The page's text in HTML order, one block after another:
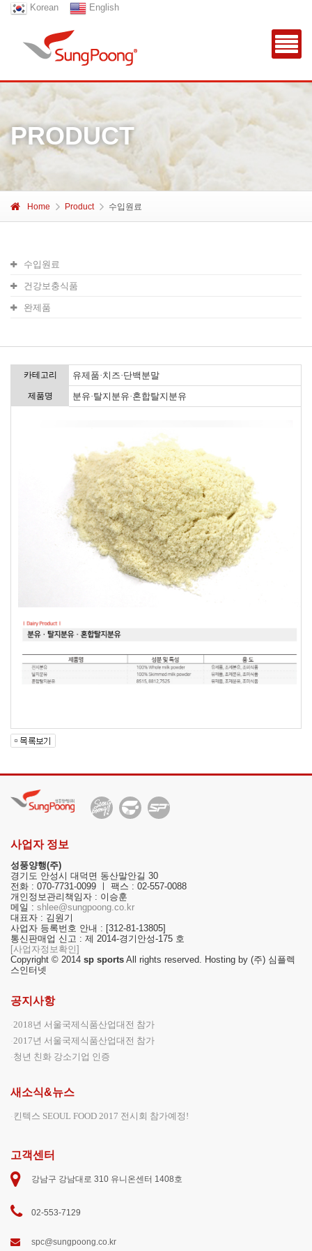
Korean English
PRODUCT
Home Product 수입원료
수입원료
건강보충식품
완제품
카테고리 유제품·치즈·단백분말
제품명 분유·탈지분유·혼합탈지분유
사업자 정보
성풍양행(주)
경기도 안성시 대덕면 동산말안길 30
전화 : 070-7731-0099 ㅣ 팩스 : 02-557-0088
개인정보관리책임자 : 이승훈
메일 : shlee@sungpoong.co.kr
대표자 : 김원기
사업자 등록번호 안내 : [312-81-13805]
통신판매업 신고 : 제 2014-경기안성-175 호
[사업자정보확인]
Copyright © 2014 sp sports All rights reserved. Hosting by (주) 심플렉
스인터넷
공지사항
2018년 서울국제식품산업대전 참가
2017년 서울국제식품산업대전 참가
청년 친화 강소기업 인증
새소식&뉴스
킨텍스 SEOUL FOOD 2017 전시회 참가예정!
고객센터
강남구 강남대로 310 유니온센터 1408호
02-553-7129
spc@sungpoong.co.kr